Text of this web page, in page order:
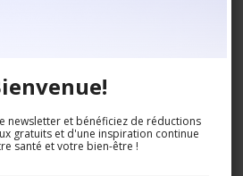
newsletter et bénéficiez de réductions
gratuits et d'une inspiration continue
santé et votre bien-être !